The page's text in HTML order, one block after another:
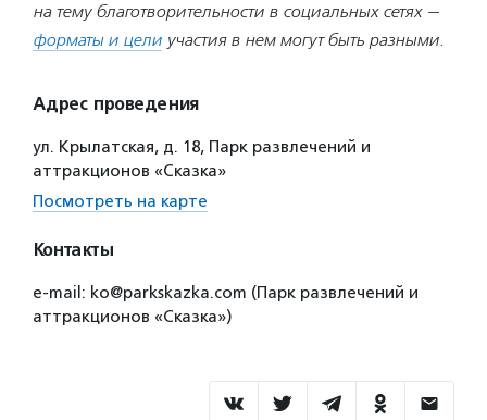
на тему благотворительности в социальных сетях —
форматы и цели участия в нем могут быть разными.
Адрес проведения
ул. Крылатская, д. 18, Парк развлечений и
аттракционов «Сказка»
Посмотреть на карте
Контакты
e-mail: ko@parkskazka.com (Парк развлечений и
аттракционов «Сказка»)